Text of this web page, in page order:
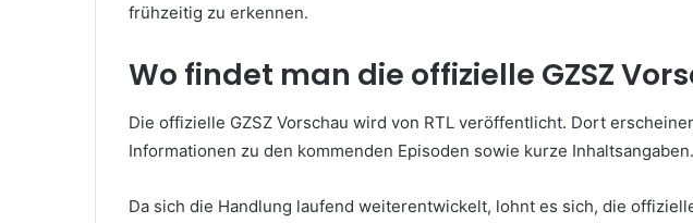
frühzeitig zu erkennen.
Wo findet man die offizielle GZSZ
Die offizielle GZSZ Vorschau wird von RTL veröffentlicht. Dort
Informationen zu den kommenden Episoden sowie kurze Inhaltsangaben.
Da sich die Handlung laufend weiterentwickelt, lohnt es sich, die